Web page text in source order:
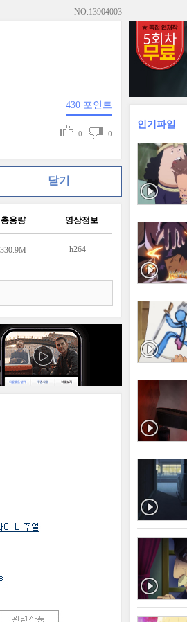
NO.13904003
430 포인트
0 0
닫기
총용량 영상정보
330.9M h264
인기파일